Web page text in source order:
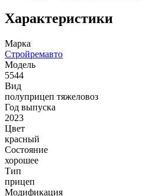
Характеристики
Марка
Стройремавто
Модель
5544
Вид
полуприцеп тяжеловоз
Год выпуска
2023
Цвет
красный
Состояние
хорошее
Тип
прицеп
Модификация